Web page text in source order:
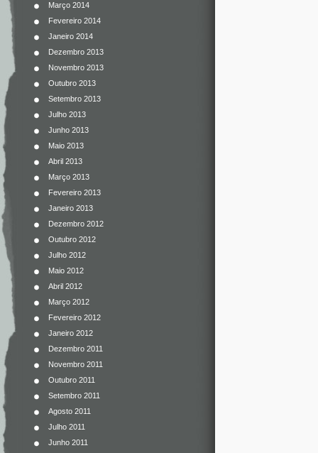
Março 2014
Fevereiro 2014
Janeiro 2014
Dezembro 2013
Novembro 2013
Outubro 2013
Setembro 2013
Julho 2013
Junho 2013
Maio 2013
Abril 2013
Março 2013
Fevereiro 2013
Janeiro 2013
Dezembro 2012
Outubro 2012
Julho 2012
Maio 2012
Abril 2012
Março 2012
Fevereiro 2012
Janeiro 2012
Dezembro 2011
Novembro 2011
Outubro 2011
Setembro 2011
Agosto 2011
Julho 2011
Junho 2011